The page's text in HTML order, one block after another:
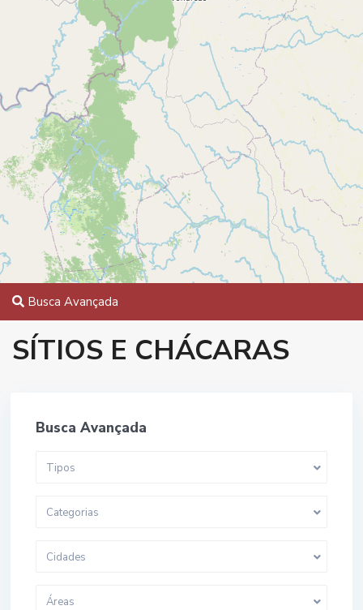
Busca Avançada
SÍTIOS E CHÁCARAS
Busca Avançada
Tipos
Categorias
Cidades
Áreas